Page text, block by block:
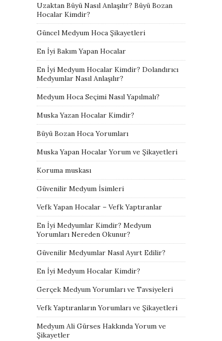
Uzaktan Büyü Nasıl Anlaşılır? Büyü Bozan
Hocalar Kimdir?
Güncel Medyum Hoca Şikayetleri
En İyi Bakım Yapan Hocalar
En İyi Medyum Hocalar Kimdir? Dolandırıcı
Medyumlar Nasıl Anlaşılır?
Medyum Hoca Seçimi Nasıl Yapılmalı?
Muska Yazan Hocalar Kimdir?
Büyü Bozan Hoca Yorumları
Muska Yapan Hocalar Yorum ve Şikayetleri
Koruma muskası
Güvenilir Medyum İsimleri
Vefk Yapan Hocalar – Vefk Yaptıranlar
En İyi Medyumlar Kimdir? Medyum
Yorumları Nereden Okunur?
Güvenilir Medyumlar Nasıl Ayırt Edilir?
En İyi Medyum Hocalar Kimdir?
Gerçek Medyum Yorumları ve Tavsiyeleri
Vefk Yaptıranların Yorumları ve Şikayetleri
Medyum Ali Gürses Hakkında Yorum ve
Şikayetler